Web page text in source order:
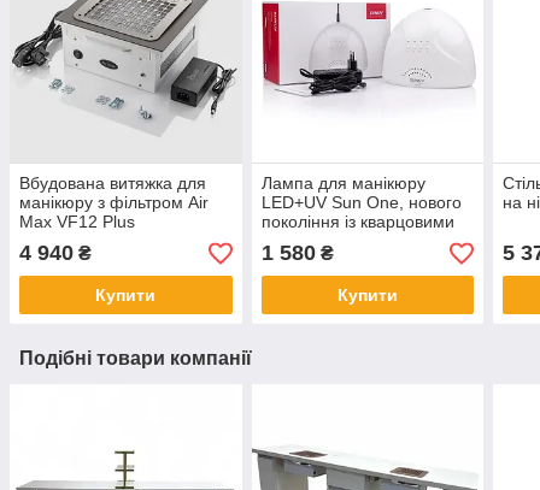
Вбудована витяжка для
манікюру з фільтром Air
Max VF12 Plus
нержавіюча сталь
4 940 ₴
Купити
Лампа для манікюру
LED+UV Sun One, нового
покоління із кварцовими
діодами, 48Вт оригінал
1 580₴
Купити
на
5
Подібні товари компанії